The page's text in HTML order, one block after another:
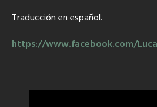
Traducción en español.
https://www.facebook.com/